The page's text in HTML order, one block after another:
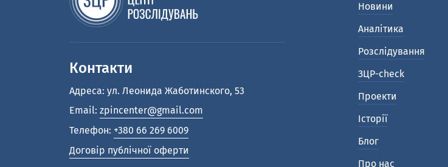
Контакти
Адреса: ул. Леонида Жаботинского, 53
Email: zpincenter@gmail.com
Телефон: +380 66 269 6009
Договір публічної оферти
Новини
Аналітика
Розслідування
ЗЦР-check
Проекти
Історії
Блог
Про нас